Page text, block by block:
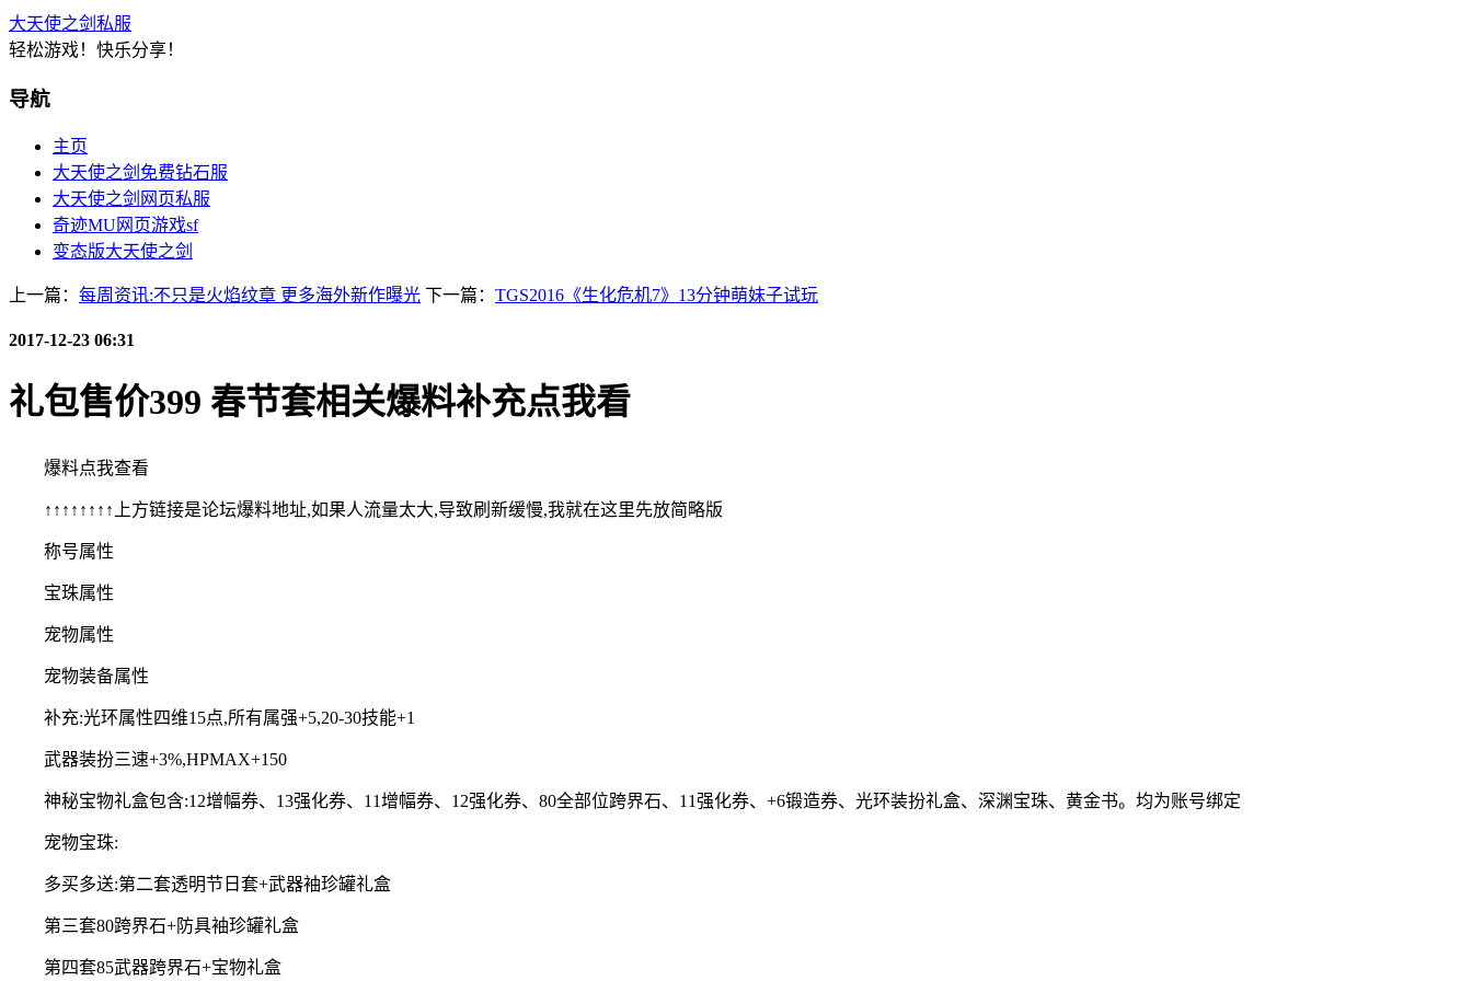
大天使之剑私服
轻松游戏！快乐分享！
导航
主页
大天使之剑免费钻石服
大天使之剑网页私服
奇迹MU网页游戏sf
变态版大天使之剑
上一篇： 每周资讯:不只是火焰纹章 更多海外新作曝光 下一篇： TGS2016《生化危机7》13分钟萌妹子试玩
2017-12-23 06:31
礼包售价399 春节套相关爆料补充点我看
爆料点我查看
↑↑↑↑↑↑↑↑上方链接是论坛爆料地址,如果人流量太大,导致刷新缓慢,我就在这里先放简略版
称号属性
宝珠属性
宠物属性
宠物装备属性
补充:光环属性四维15点,所有属强+5,20-30技能+1
武器装扮三速+3%,HPMAX+150
神秘宝物礼盒包含:12增幅券、13强化券、11增幅券、12强化券、80全部位跨界石、11强化券、+6锻造券、光环装扮礼盒、深渊宝珠、黄金书。均为账号绑定
宠物宝珠:
多买多送:第二套透明节日套+武器袖珍罐礼盒
第三套80跨界石+防具袖珍罐礼盒
第四套85武器跨界石+宝物礼盒